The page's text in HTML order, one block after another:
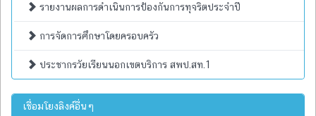
รายงานผลการดำเนินการป้องกันการทุจริตประจำปี
การจัดการศึกษาโดยครอบครัว
ประชากรวัยเรียนนอกเขตบริการ สพป.สท.1
เชื่อมโยงลิงค์อื่นๆ